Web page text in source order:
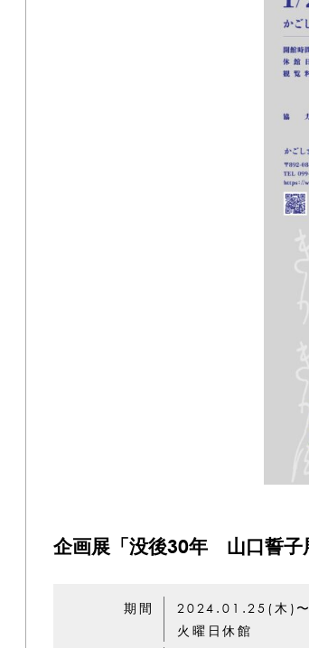
企画展「没後30年 山口誓子
期間
2024.01.25(木)
火曜日休館